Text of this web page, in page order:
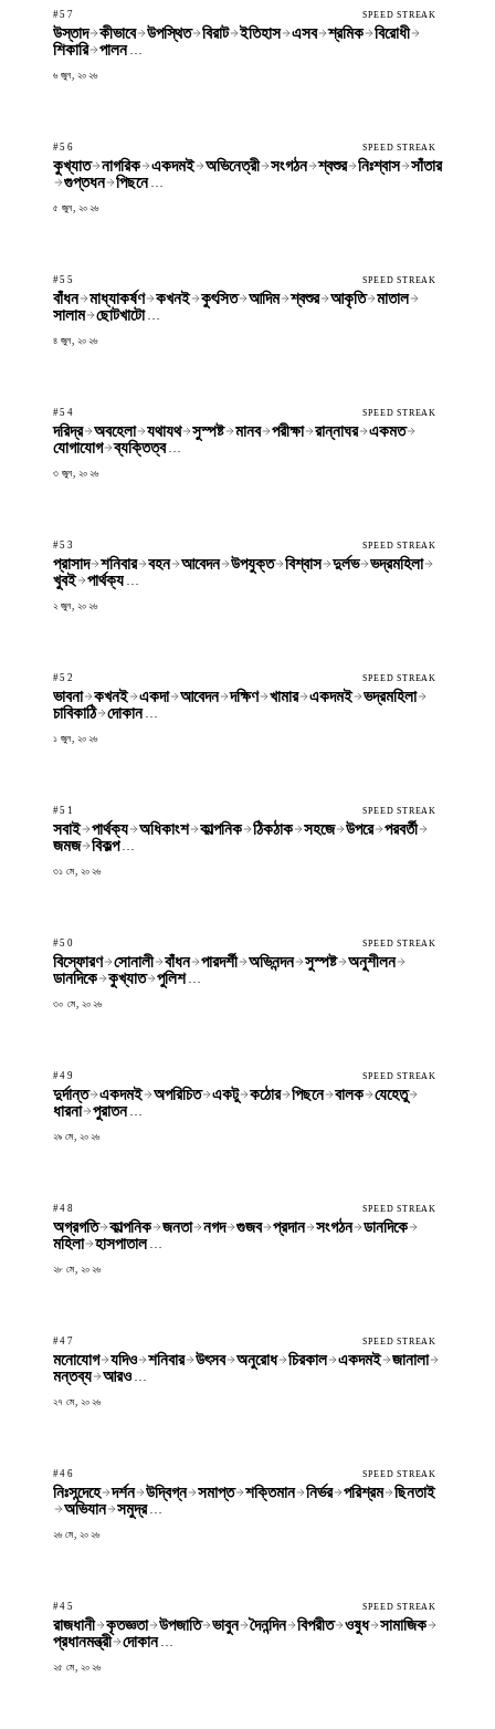
#57 SPEED STREAK
উস্তাদ কীভাবে উপস্থিত বিরাট ইতিহাস এসব শ্রমিক
বিরোধী
শিকারি
পালন …
৬ জুন, ২০২৬
#56 SPEED STREAK
কুখ্যাত নাগরিক একদমই অভিনেত্রী সংগঠন শ্বশুর নিঃশ্বাস
সাঁতার
গুপ্তধন
পিছনে …
৫ জুন, ২০২৬
#55 SPEED STREAK
বাঁধন মাধ্যাকর্ষণ কখনই কুৎসিত আদিম শ্বশুর আকৃতি
মাতাল
সালাম
ছোটখাটো …
৪ জুন, ২০২৬
#54 SPEED STREAK
দরিদ্র অবহেলা যথাযথ সুস্পষ্ট মানব পরীক্ষা রান্নাঘর
একমত
যোগাযোগ
ব্যক্তিত্ব …
৩ জুন, ২০২৬
#53 SPEED STREAK
প্রাসাদ শনিবার বহন আবেদন উপযুক্ত বিশ্বাস দুর্লভ
ভদ্রমহিলা
খুবই
পার্থক্য …
২ জুন, ২০২৬
#52 SPEED STREAK
ভাবনা কখনই একদা আবেদন দক্ষিণ খামার একদমই
ভদ্রমহিলা
চাবিকাঠি
দোকান …
১ জুন, ২০২৬
#51 SPEED STREAK
সবাই পার্থক্য অধিকাংশ কাল্পনিক ঠিকঠাক সহজে উপরে
পরবর্তী
জমজ
বিকল্প …
৩১ মে, ২০২৬
#50 SPEED STREAK
বিস্ফোরণ সোনালী বাঁধন পারদর্শী অভিনন্দন সুস্পষ্ট
অনুশীলন
ডানদিকে
কুখ্যাত পুলিশ …
৩০ মে, ২০২৬
#49 SPEED STREAK
দুর্দান্ত একদমই অপরিচিত একটু কঠোর পিছনে বালক
যেহেতু
ধারনা
পুরাতন …
২৯ মে, ২০২৬
#48 SPEED STREAK
অগ্রগতি কাল্পনিক জনতা নগদ গুজব প্রদান সংগঠন
ডানদিকে
মহিলা
হাসপাতাল …
২৮ মে, ২০২৬
#47 SPEED STREAK
মনোযোগ যদিও শনিবার উৎসব অনুরোধ চিরকাল একদমই
জানালা
মন্তব্য
আরও …
২৭ মে, ২০২৬
#46 SPEED STREAK
নিঃসন্দেহে দর্শন উদ্বিগ্ন সমাপ্ত শক্তিমান নির্ভর পরিশ্রম
ছিনতাই
অভিযান
সমুদ্র …
২৬ মে, ২০২৬
#45 SPEED STREAK
রাজধানী কৃতজ্ঞতা উপজাতি ভাবুন দৈনন্দিন বিপরীত ওষুধ
সামাজিক
প্রধানমন্ত্রী
দোকান …
২৫ মে, ২০২৬